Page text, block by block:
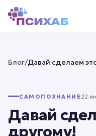
Блог/Давай сделаем
САМОПОЗНАНИЕ22
Давай
другому!